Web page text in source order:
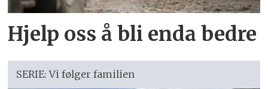
Hjelp oss å bli enda bedre
SERIE: Vi følger familien